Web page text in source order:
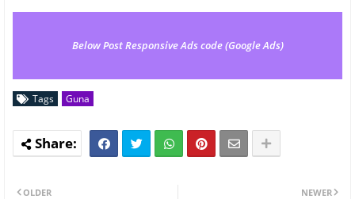
Below Post Responsive Ads code (Google Ads)
Tags Guna
NEWER
OLDER